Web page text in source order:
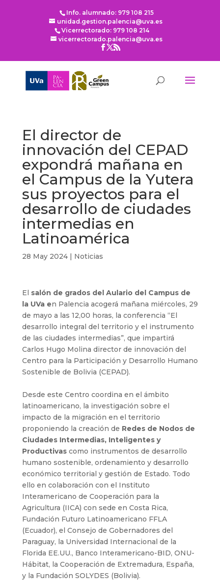
Info. alumnado: 979 108 215
unidad.gestion.palencia@uva.es
Vicerrectorado: 979 108 214
vicerrectorado.palencia@uva.es
El director de
innovación del CEPAD
expondrá mañana en
el Campus de la Yutera
sus proyectos para el
desarrollo de ciudades
intermedias en
Latinoamérica
28 May 2024| Noticias
El salón de grados del Aulario del Campus de
la UVa en Palencia acogerá mañana miércoles, 29
de mayo a las 12,00 horas, la conferencia “El
desarrollo integral del territorio y el instrumento
de las ciudades intermedias”, que impartirá
Carlos Hugo Molina director de innovación del
Centro para la Participación y Desarrollo Humano
Sostenible de Bolivia (CEPAD).
Desde este Centro coordina en el ámbito
latinoamericano, la investigación sobre el
impacto de la migración en el territorio
proponiendo la creación de Redes de Nodos de
Ciudades Intermedias, Inteligentes y
Productivascomo instrumentos de desarrollo
humano sostenible, ordenamiento y desarrollo
económico territorial y gestión de Estado. Todo
ello en colaboración con el Instituto
Interamericano de Cooperación para la
Agricultura (IICA) con sede en Costa Rica,
Fundación Futuro Latinoamericano FFLA
(Ecuador), el Consejo de Gobernadores del
Paraguay, la Universidad Internacional de la
Florida EE.UU., Banco Interamericano-BID, ONU-
Hábitat, la Cooperación de Extremadura, España,
y la Fundación SOLYDES (Bolivia).